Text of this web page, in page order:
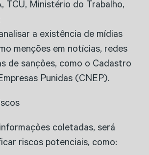
TCU, Ministério do Trabalho,
a existência de mídias
menções em notícias, redes
de sanções, como o Cadastro
Punidas (CNEP).
coletadas, será
riscos potenciais, como: